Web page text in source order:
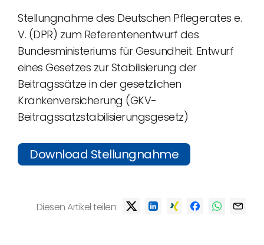
Stellungnahme des Deutschen Pflegerates e.
V. (DPR) zum Referentenentwurf des
Bundesministeriums für Gesundheit. Entwurf
eines Gesetzes zur Stabilisierung der
Beitragssätze in der gesetzlichen
Krankenversicherung (GKV-
Beitragssatzstabilisierungsgesetz)
Download Stellungnahme
Diesen Artikel teilen: